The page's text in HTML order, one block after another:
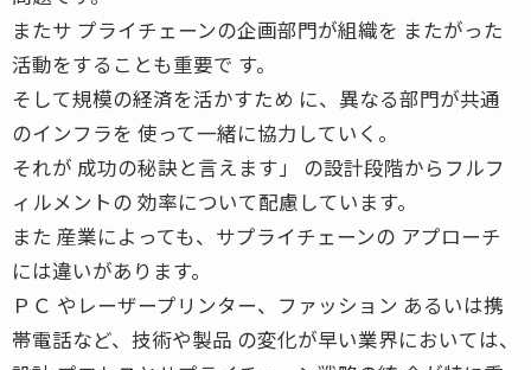
またサ プライチェーンの企画部門が組織を またがった
活動をすることも重要で す。
そして規模の経済を活かすため に、異なる部門が共通
のインフラを 使って一緒に協力していく。
それが 成功の秘訣と言えます」 の設計段階からフルフ
ィルメントの 効率について配慮しています。
また 産業によっても、サプライチェーンの アプローチ
には違いがあります。
ＰＣ やレーザープリンター、ファッション あるいは携
帯電話など、技術や製品 の変化が早い業界においては、